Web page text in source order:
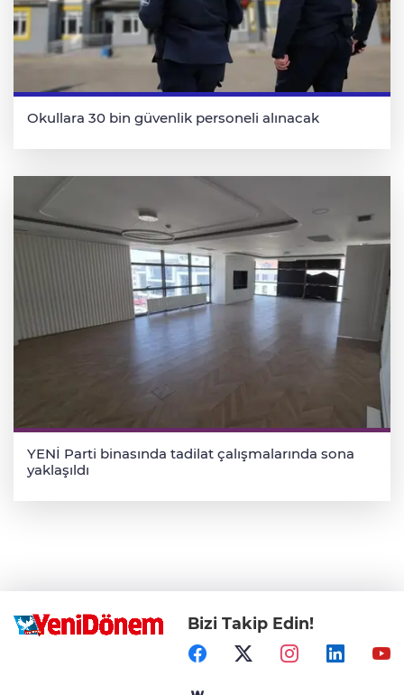
Okullara 30 bin güvenlik personeli alınacak
YENİ Parti binasında tadilat çalışmalarında sona
yaklaşıldı
Bizi Takip Edin!